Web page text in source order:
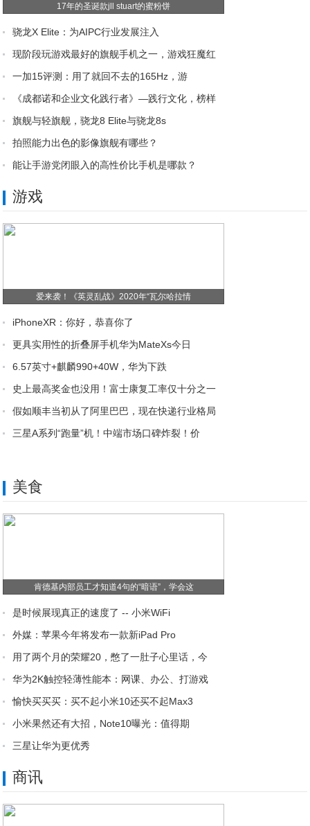
17年的圣诞款jll stuart的蜜粉饼
骁龙X Elite：为AIPC行业发展注入
现阶段玩游戏最好的旗舰手机之一，游戏狂魔红
一加15评测：用了就回不去的165Hz，游
《成都诺和企业文化践行者》—践行文化，榜样
旗舰与轻旗舰，骁龙8 Elite与骁龙8s
拍照能力出色的影像旗舰有哪些？
能让手游党闭眼入的高性价比手机是哪款？
游戏
爱来袭！《英灵乱战》2020年“瓦尔哈拉情
iPhoneXR：你好，恭喜你了
更具实用性的折叠屏手机华为MateXs今日
6.57英寸+麒麟990+40W，华为下跌
史上最高奖金也没用！富士康复工率仅十分之一
假如顺丰当初从了阿里巴巴，现在快递行业格局
三星A系列“跑量”机！中端市场口碑炸裂！价
美食
肯德基内部员工才知道4句的“暗语”，学会这
是时候展现真正的速度了 -- 小米WiFi
外媒：苹果今年将发布一款新iPad Pro
用了两个月的荣耀20，憋了一肚子心里话，今
华为2K触控轻薄性能本：网课、办公、打游戏
愉快买买买：买不起小米10还买不起Max3
小米果然还有大招，Note10曝光：值得期
三星让华为更优秀
商讯